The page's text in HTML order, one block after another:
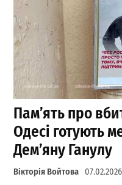
Пам’ять про
Одесі готують
Дем’яну Ганулу
Вікторія Войтова 07.02.2026